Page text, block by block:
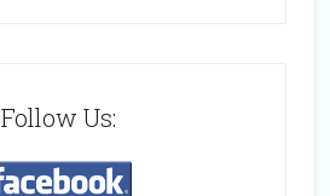
Follow Us: